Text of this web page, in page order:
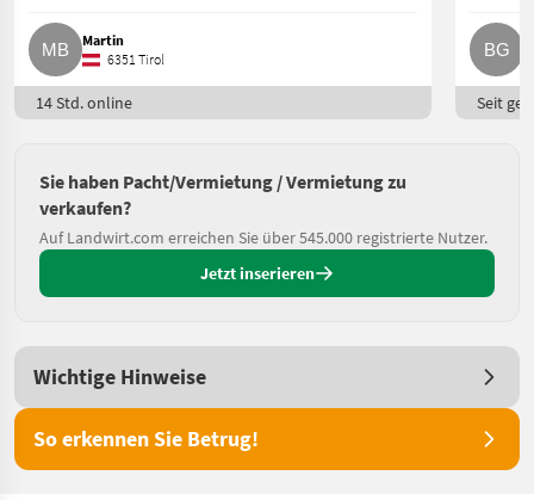
Martin
6351 Tirol
14 Std. online Seit
Sie haben Pacht/Vermietung / Vermietung zu
verkaufen?
Auf Landwirt.com erreichen Sie über 545.000 registrierte Nutzer.
Jetzt inserieren
Wichtige Hinweise
So erkennen Sie Betrug!